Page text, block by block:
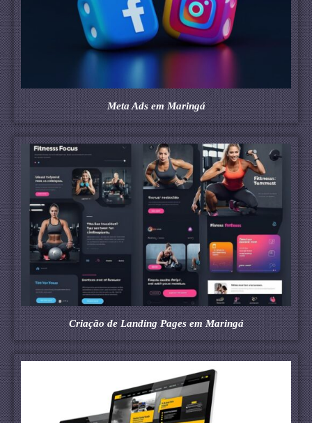
Meta Ads em Maringá
Criação de Landing Pages em Maringá